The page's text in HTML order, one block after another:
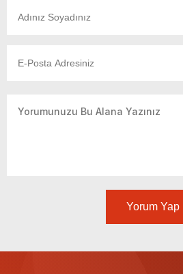
Yorum Yap